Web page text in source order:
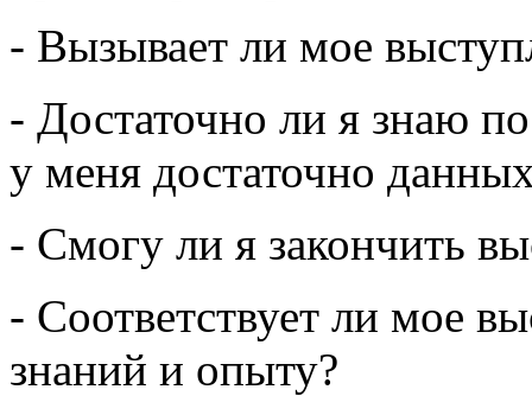
- Вызывает ли мое
- Достаточно ли я знаю
у меня достаточно
- Смогу ли я закончить
- Соответствует ли мое
знаний и опыту?